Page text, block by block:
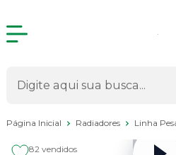
Página Inicial Radiadores Linha
82 vendidos